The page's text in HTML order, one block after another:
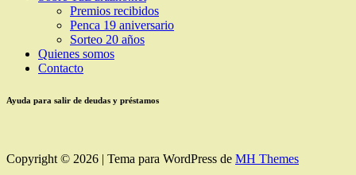
Premios recibidos
Penca 19 aniversario
Sorteo 20 años
Quienes somos
Contacto
Ayuda para salir de deudas y préstamos
Copyright © 2026 | Tema para WordPress de MH Themes